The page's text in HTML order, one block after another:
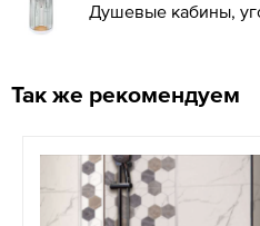
Душевые кабины,
Так же рекомендуем